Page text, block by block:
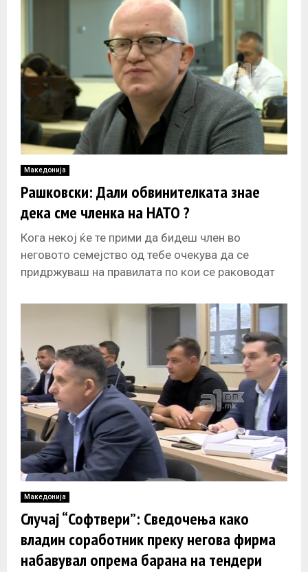
Македонија
Рашковски: Дали обвинителката знае
дека сме членка на НАТО ?
Кога некој ќе те прими да бидеш член во
неговото семејство од тебе очекува да се
придржуваш на правилата по кои се раководат
Македонија
Случај “Софтвери”: Сведочења како
владин соработник преку негова фирма
набавувал опрема барана на тендери